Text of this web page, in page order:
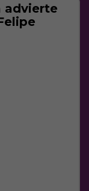
advierte